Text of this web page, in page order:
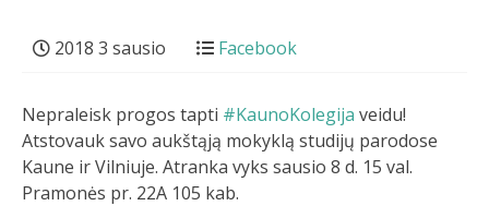
2018 3 sausio Facebook
Nepraleisk progos tapti #KaunoKolegija veidu!
Atstovauk savo aukštąją mokyklą studijų parodose
Kaune ir Vilniuje. Atranka vyks sausio 8 d. 15 val.
Pramonės pr. 22A 105 kab.